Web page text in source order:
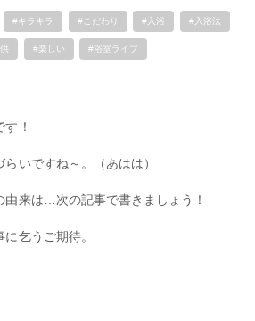
#キラキラ #こだわり #入浴 #入浴法
#楽しい #浴室ライブ
です！
いですね～。（あはは）
由来は…次の記事で書きましょう！
乞うご期待。